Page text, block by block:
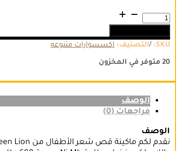
كمية
Green
Baby
Clipper
SKU:
/التصنيف: اكسسوارات متنوعه
20 متوفر في المخزون
الوصف
مراجعات (0)
الوصف